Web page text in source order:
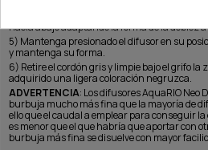
hacia abajo adaptando la forma de la doblez
5) Mantenga presionado el difusor en su
y mantenga su forma.
6) Retire el cordón gris y limpie bajo el grifo
adquirido una ligera coloración negruzca.
ADVERTENCIA: Los difusores AquaRIO
burbuja mucho más fina que la mayoría de
ello que el caudal a emplear para conseguir
es menor que el que habría que aportar con
burbuja más fina se disuelve con mayor